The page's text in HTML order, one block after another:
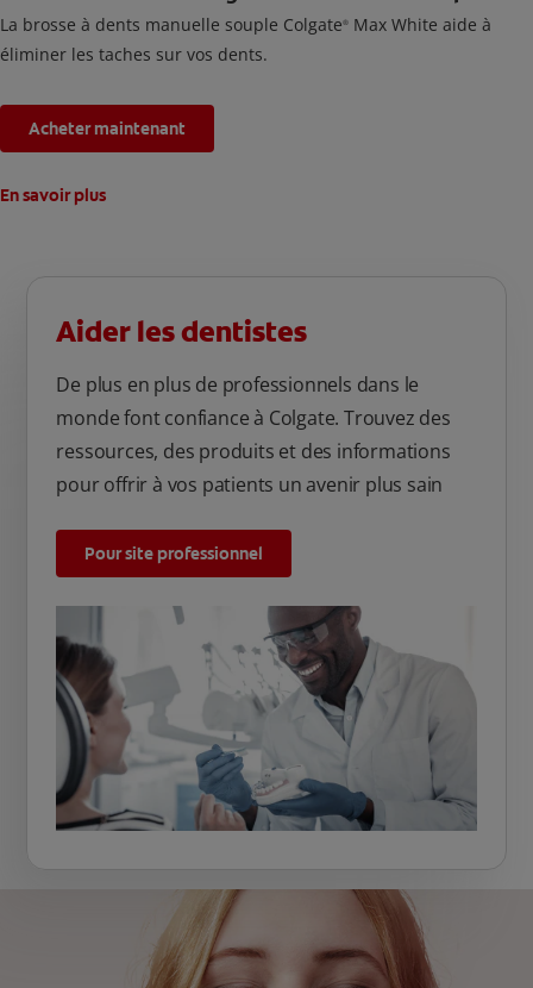
La brosse à dents manuelle souple Colgate® Max White aide à
éliminer les taches sur vos dents.
Acheter maintenant
En savoir plus
Aider les dentistes
De plus en plus de professionnels dans le
monde font confiance à Colgate. Trouvez des
ressources, des produits et des informations
pour offrir à vos patients un avenir plus sain
Pour site professionnel